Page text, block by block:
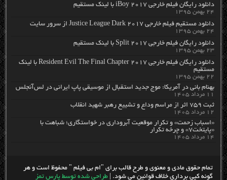
دانلود رایگان فیلم خارجی iBoy 2017 با لینک مستقیم
۲۴ بهمن ۱۳۹۵
دانلود مستقیم فیلم خارجی Justice League Dark 2017 از سرور سایت
۲۴ بهمن ۱۳۹۵
دانلود رایگان فیلم خارجی Split 2017 با لینک مستقیم
۲۳ بهمن ۱۳۹۵
دانلود رایگان فیلم خارجی Resident Evil The Final Chapter 2017 با لینک
مستقیم
۲۲ بهمن ۱۳۹۵
بهنام بانی در آمریکا: موج جدید استقبال از موسیقی پاپ ایرانی در لس‌آنجلس
۱۱ مرداد ۱۴۰۵
ثبت ۷۵۹ اثر از مراسم وداع و تشییع رهبر شهید انقلاب
۱۲ مرداد ۱۴۰۵
«اسباب زحمت» و تکرار موقعیت آبروداری در خواستگاری؛ شباهت با
«پایتخت۷» و چرخه تکرار
۱۴ مرداد ۱۴۰۵
تمام حقوق مادی و معنوی و طرح قالب برای "ام بی فیلم " محفوظ است و هر
گونه کپی برداری خلاف قوانین می شود. |طراحی شده توسط پارس تمز